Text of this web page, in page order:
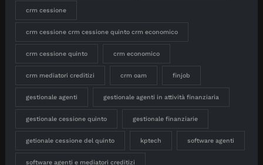
crm cessione
crm cessione crm cessione quinto crm economico
crm cessione quinto crm economico
crm mediatori creditizi crm oam finjob
gestionale agenti gestionale agenti in attività finanziaria
gestionale cessione quinto gestionale finanziarie
getionale cessione del quinto kptech software agenti
software agenti e mediatori creditizi